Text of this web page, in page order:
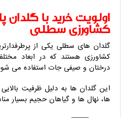
اولویت خرید با
کشاورزی سطلی
گلدان های سطلی یکی از
کشاورزی هستند که در ابعاد
درختان و صیفی جات استفاده می
این گلدان ها به دلیل ظرفیت
ها، نهال ها و گیاهان حجیم بسیار